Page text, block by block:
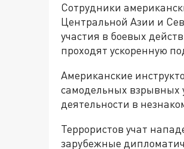
Сотрудники
Центральной Азии и
участия в боевых
проходят ускоренную
Американские
самодельных взрывных
деятельности в
Террористов учат
зарубежные